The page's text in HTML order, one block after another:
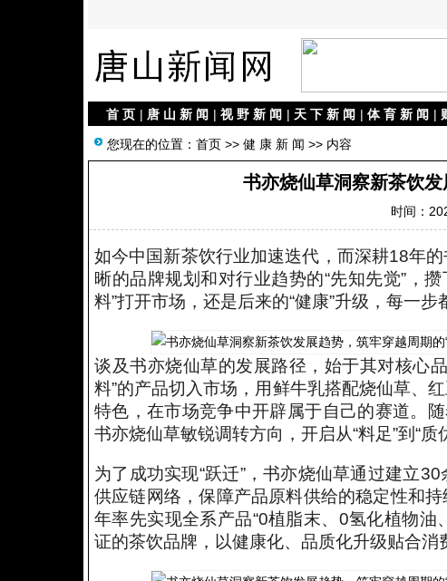
首 页 | 唐 山 新 闻 | 视 野 新 闻 | 天 下 新 闻 | 体 育 新 闻 |
您现在的位置： 首页 >> 健 康 新 闻 >> 内容
书亦烧仙草洞察新茶饮
时间：
如今中国新茶饮行业加速迭代，而深耕18年
晰的品牌规划和对行业趋势的“先知先觉”，
料”打开市场，还是后来的“健康”升级，每一步
谈及书亦烧仙草的发展路径，始于其对核心
料”的产品切入市场，用鲜牛乳搭配烧仙草、
特色，在市场竞争中开辟属于自己的赛道。
书亦烧仙草敏锐调转方向，开启从“料足”到“质
为了成功实现“跃迁”，书亦烧仙草通过建立
供应链网络，保障产品原料供给的稳定性和
年率先实现全系产品“0植脂末、0氢化植物
证的茶饮品牌，以健康化、品质化升级贴合消